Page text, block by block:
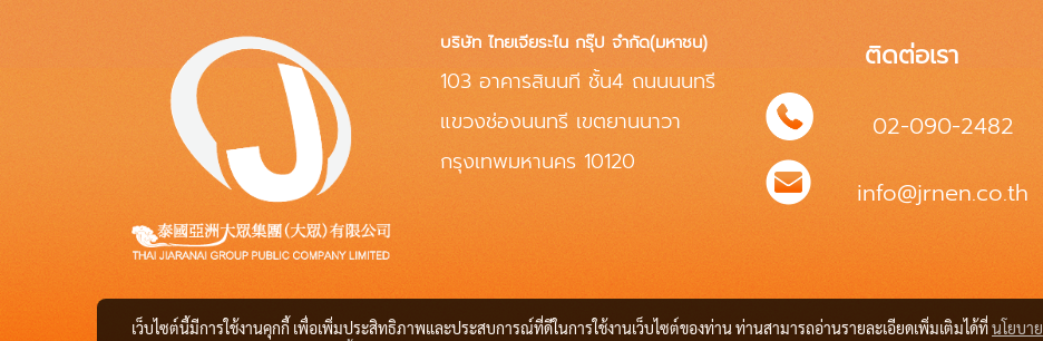
บริษัท ไทยเจียระไน กรุ๊ป จำกัด(มหาชน)
103 อาคารสินนที ชั้น4 ถนนนนทรี
แขวงช่องนนทรี เขตยานนาวา
กรุงเทพมหานคร 10120
ติดต่อเรา
02-090-2482
info@jrnen.co.th
เว็บไซต์นี้มีการใช้งานคุกกี้ เพื่อเพิ่มประสิทธิภาพและประสบการณ์ที่ดีในการใช้งานเว็บไซต์ของท่าน ท่านสามารถอ่านรายละเอียดเพิ่มเติมได้ที่นโยบาย